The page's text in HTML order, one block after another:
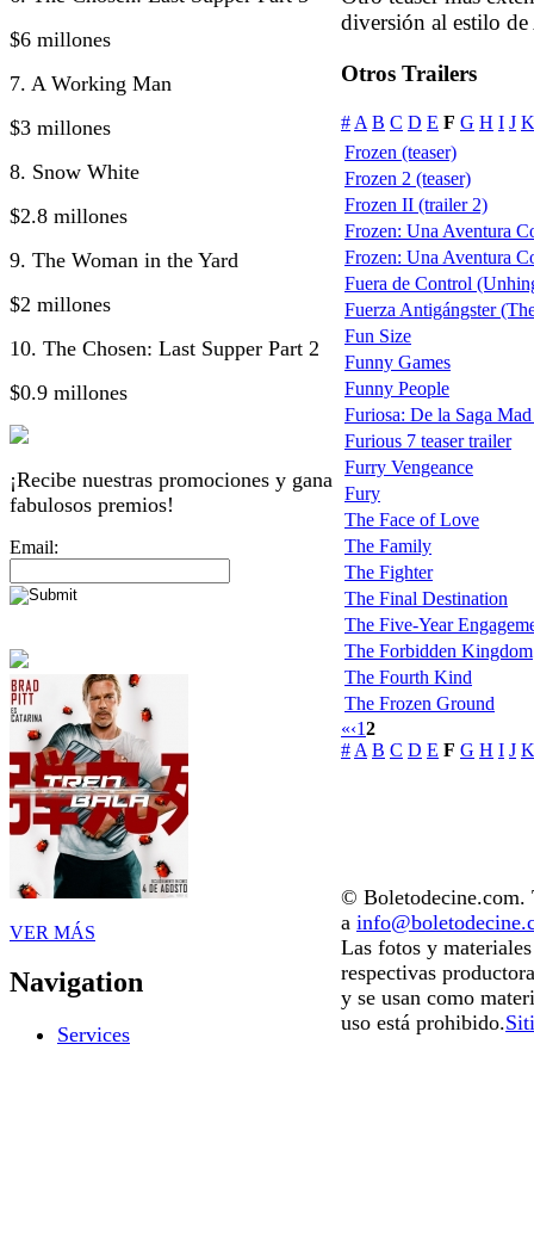
$6 millones
7. A Working Man
$3 millones
8. Snow White
$2.8 millones
9. The Woman in the Yard
$2 millones
10. The Chosen: Last Supper Part 2
$0.9 millones
¡Recibe nuestras promociones y gana
fabulosos premios!
Email:
VER MÁS
Navigation
Services
diversión al estilo
Otros Trailers
# A B C D E F G H I J K
Frozen (teaser)
Frozen 2 (teaser)
Frozen II (trailer 2)
Frozen: Una Aventura
Frozen: Una Aventura
Fuera de Control
Fuerza Antigángster
Fun Size
Funny Games
Funny People
Furiosa: De la Saga
Furious 7 teaser trailer
Furry Vengeance
Fury
The Face of Love
The Family
The Fighter
The Final Destination
The Five-Year
The Forbidden Kingdom
The Fourth Kind
The Frozen Ground
«‹12
# A B C D E F G H I J K
© Boletodecine.com.
a
Las fotos y
respectivas
y se usan como
uso está prohibido.